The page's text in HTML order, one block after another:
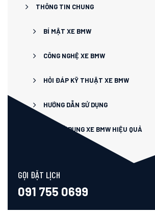
THÔNG TIN CHUNG
BÍ MẬT XE BMW
CÔNG NGHỆ XE BMW
HỎI ĐÁP KỸ THUẬT XE BMW
HƯỚNG DẪN SỬ DỤNG
MẸO SỬ DỤNG XE BMW HIỆU QUẢ
GỌI ĐẶT LỊCH
091 755 0699